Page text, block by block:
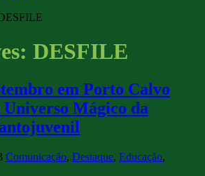
DESFILE
em Porto Calvo
Universo Mágico da
Comunicação, Destaque, Educação,